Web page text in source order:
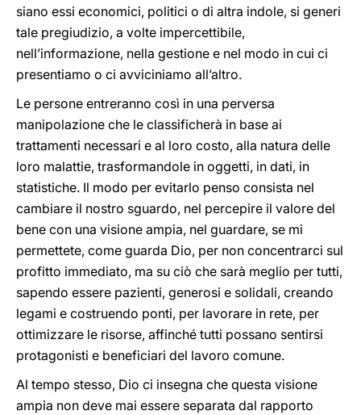
siano essi economici, politici o di altra indole, si generi
tale pregiudizio, a volte impercettibile,
nell’informazione, nella gestione e nel modo in cui ci
presentiamo o ci avviciniamo all’altro.
Le persone entreranno così in una perversa
manipolazione che le classificherà in base ai
trattamenti necessari e al loro costo, alla natura delle
loro malattie, trasformandole in oggetti, in dati, in
statistiche. Il modo per evitarlo penso consista nel
cambiare il nostro sguardo, nel percepire il valore del
bene con una visione ampia, nel guardare, se mi
permettete, come guarda Dio, per non concentrarci sul
profitto immediato, ma su ciò che sarà meglio per tutti,
sapendo essere pazienti, generosi e solidali, creando
legami e costruendo ponti, per lavorare in rete, per
ottimizzare le risorse, affinché tutti possano sentirsi
protagonisti e beneficiari del lavoro comune.
Al tempo stesso, Dio ci insegna che questa visione
ampia non deve mai essere separata dal rapporto